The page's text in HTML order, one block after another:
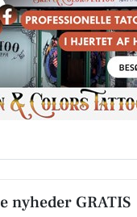
nyheder GRATIS